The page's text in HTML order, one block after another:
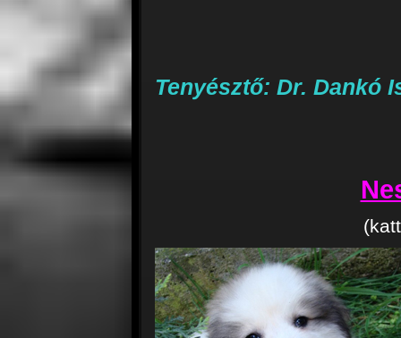
Tenyésztő: Dr. Dankó